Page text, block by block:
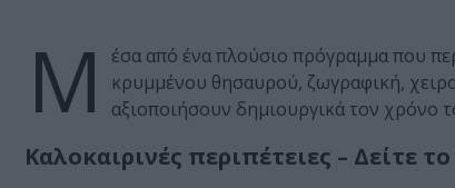
Μ
έσα από ένα πλούσιο πρόγραμμα που
κρυμμένου θησαυρού, ζωγραφική,
αξιοποιήσουν δημιουργικά τον χρόνο
Καλοκαιρινές περιπέτειες – Δείτε